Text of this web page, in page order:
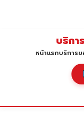
บริการ
หน้าแรกบริการข